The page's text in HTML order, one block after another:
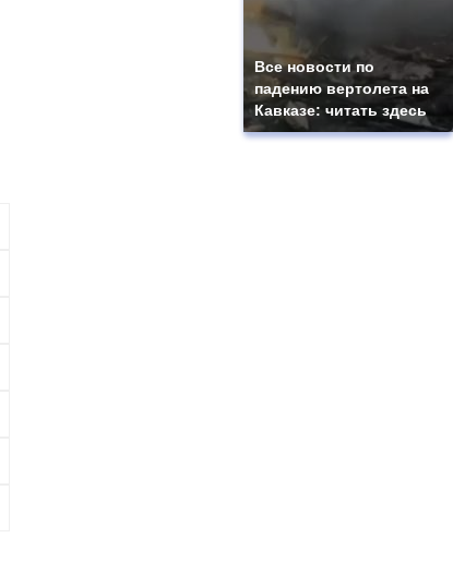
Все новости по
падению вертолета на
Кавказе: читать здесь